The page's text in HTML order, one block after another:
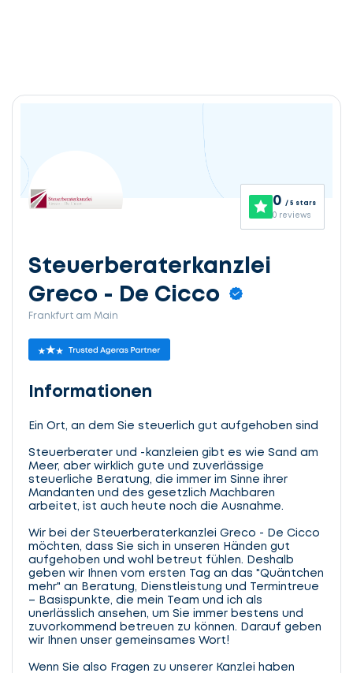
0 / 5 stars
0 reviews
Steuerberaterkanzlei
Greco - De Cicco
Frankfurt am Main
Informationen
Ein Ort, an dem Sie steuerlich gut aufgehoben sind
Steuerberater und -kanzleien gibt es wie Sand am
Meer, aber wirklich gute und zuverlässige
steuerliche Beratung, die immer im Sinne ihrer
Mandanten und des gesetzlich Machbaren
arbeitet, ist auch heute noch die Ausnahme.
Wir bei der Steuerberaterkanzlei Greco - De Cicco
möchten, dass Sie sich in unseren Händen gut
aufgehoben und wohl betreut fühlen. Deshalb
geben wir Ihnen vom ersten Tag an das "Quäntchen
mehr" an Beratung, Dienstleistung und Termintreue
– Basispunkte, die mein Team und ich als
unerlässlich ansehen, um Sie immer bestens und
zuvorkommend betreuen zu können. Darauf geben
wir Ihnen unser gemeinsames Wort!
Wenn Sie also Fragen zu unserer Kanzlei haben